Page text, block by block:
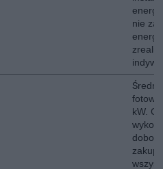
nie
Średni
kW.